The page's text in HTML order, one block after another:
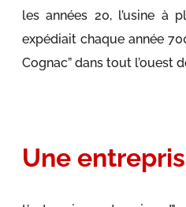
les années 20, l’usine à
expédiait chaque année
Cognac” dans tout l’ouest
Une